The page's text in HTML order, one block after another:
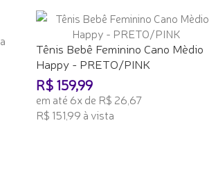
Tênis Bebê Feminino Cano Mèdio
Happy - PRETO/PINK
R$ 159,99
em até 6x de R$ 26,67
R$ 151,99 à vista